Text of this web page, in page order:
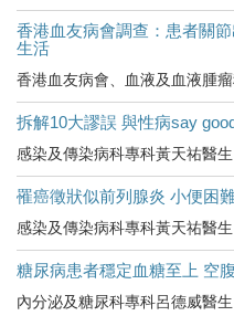
香港血友病會調查：患者關
生活
香港血友病會、血液及血液腫
拆解10大謬誤 與性病say
感染及傳染病科專科黃天祐醫生
罹癌徵狀似前列腺炎 小便困
感染及傳染病科專科黃天祐醫生
糖尿病患者穩定血糖至上 空
內分泌及糖尿科專科呂德威醫生